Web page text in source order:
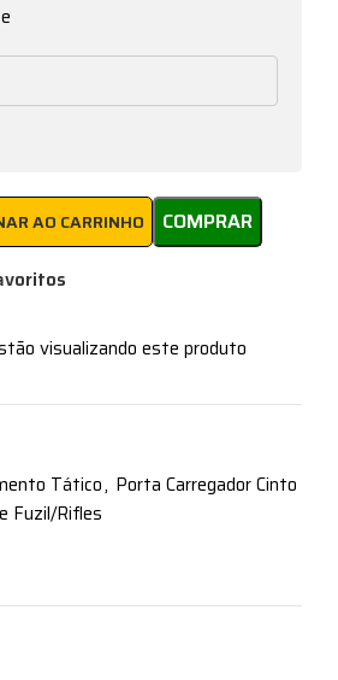
AO CARRINHO COMPRAR
visualizando este produto
Tático, Porta Carregador Cinto
Fuzil/Rifles